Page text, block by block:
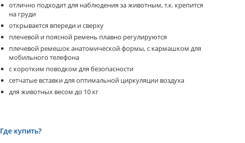
отлично подходит для наблюдения за животным, т.к. крепится
на груди
открывается впереди и сверху
плечевой и поясной ремень плавно регулируются
плечевой ремешок анатомической формы, с кармашком для
мобильного телефона
с коротким поводком для безопасности
сетчатые вставки для оптимальной циркуляции воздуха
для животных весом до 10 кг
Где купить?